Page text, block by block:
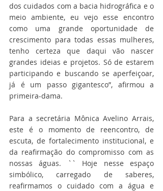
dos cuidados com a bacia hidrográfica e o
meio ambiente, eu vejo esse encontro
como uma grande oportunidade de
crescimento para todas essas mulheres,
tenho certeza que daqui vão nascer
grandes ideias e projetos. Só de estarem
participando e buscando se aperfeiçoar,
já é um passo gigantesco”, afirmou a
primeira-dama.
Para a secretária Mônica Avelino Arrais,
este é o momento de reencontro, de
escuta, de fortalecimento institucional, e
da reafirmação do compromisso com as
nossas águas. `` Hoje nesse espaço
simbólico, carregado de saberes,
reafirmamos o cuidado com a água e